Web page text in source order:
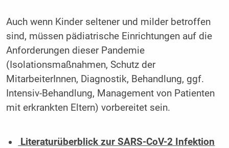
Auch wenn Kinder seltener und milder betroffen
sind, müssen pädiatrische Einrichtungen auf die
Anforderungen dieser Pandemie
(Isolationsmaßnahmen, Schutz der
MitarbeiterInnen, Diagnostik, Behandlung, ggf.
Intensiv-Behandlung, Management von Patienten
mit erkrankten Eltern) vorbereitet sein.
Literaturüberblick zur SARS-CoV-2 Infektion